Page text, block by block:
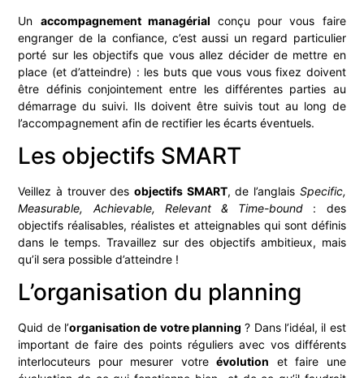
Un accompagnement managérial conçu pour vous faire
engranger de la confiance, c’est aussi un regard particulier
porté sur les objectifs que vous allez décider de mettre en
place (et d’atteindre) : les buts que vous vous fixez doivent
être définis conjointement entre les différentes parties au
démarrage du suivi. Ils doivent être suivis tout au long de
l’accompagnement afin de rectifier les écarts éventuels.
Les objectifs SMART
Veillez à trouver des objectifs SMART, de l’anglais Specific,
Measurable, Achievable, Relevant & Time-bound : des
objectifs réalisables, réalistes et atteignables qui sont définis
dans le temps. Travaillez sur des objectifs ambitieux, mais
qu’il sera possible d’atteindre !
L’organisation du planning
Quid de l’organisation de votre planning ? Dans l’idéal, il est
important de faire des points réguliers avec vos différents
interlocuteurs pour mesurer votreévolution et faire une